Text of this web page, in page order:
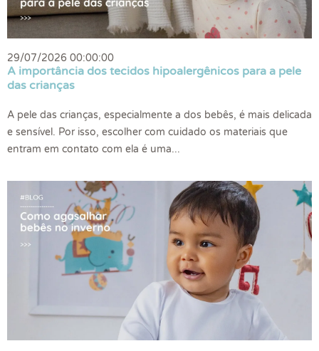
29/07/2026 00:00:00
A importância dos tecidos hipoalergênicos para a pele
das crianças
A pele das crianças, especialmente a dos bebês, é mais delicada
e sensível. Por isso, escolher com cuidado os materiais que
entram em contato com ela é uma...